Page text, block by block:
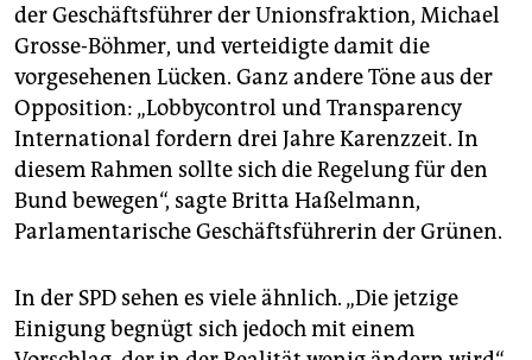
der Geschäftsführer der Unionsfraktion, Michael
Grosse-Böhmer, und verteidigte damit die
vorgesehenen Lücken. Ganz andere Töne aus der
Opposition: „Lobbycontrol und Transparency
International fordern drei Jahre Karenzzeit. In
diesem Rahmen sollte sich die Regelung für den
Bund bewegen“, sagte Britta Haßelmann,
Parlamentarische Geschäftsführerin der Grünen.
In der SPD sehen es viele ähnlich. „Die jetzige
Einigung begnügt sich jedoch mit einem